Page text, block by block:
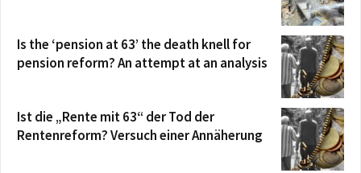
Is the ‘pension at 63’ the death knell for
pension reform? An attempt at an analysis
Ist die „Rente mit 63“ der Tod der
Rentenreform? Versuch einer Annäherung